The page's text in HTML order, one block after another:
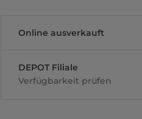
Online ausverkauft
DEPOT Filiale
Verfügbarkeit prüfen